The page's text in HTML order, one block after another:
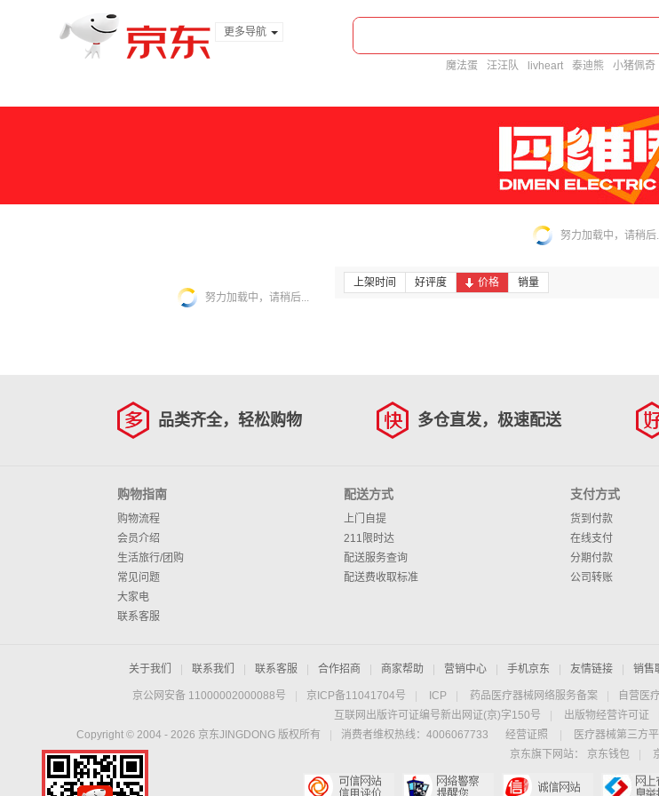
更多导航
魔法蛋 汪汪队 livheart 泰迪熊 小猪佩奇
努力加载中，请稍后
努力加载中，请稍后...
上架时间 好评度 价格 销量
品类齐全，轻松购物 多仓直发，极速配送
购物指南
购物流程
会员介绍
生活旅行/团购
常见问题
大家电
联系客服
配送方式
上门自提
211限时达
配送服务查询
配送费收取标准
支付方式
货到付款
在线支付
分期付款
公司转账
关于我们 联系我们 联系客服 合作招商 商家帮助 营销中心 手机京东 友情链接 销售
京公网安备 11000002000088号 京ICP备11041704号 ICP 药品医疗器械网络服务备案 自营医
互联网出版许可证编号新出网证(京)字150号
出版物经营许可证
Copyright © 2004 - 2026 京东JINGDONG 版权所有 消费者维权热线：4006067733 经营证照 医疗器械第三方
京东旗下网站：
京东钱包